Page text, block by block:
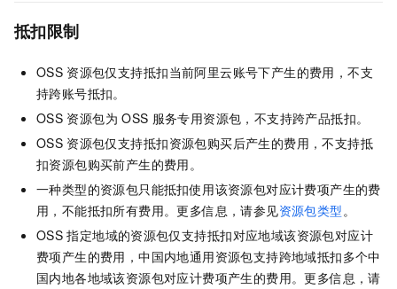
抵扣限制
OSS 资源包仅支持抵扣当前阿里云账号下产生的费用，不支
持跨账号抵扣。
OSS 资源包为 OSS 服务专用资源包，不支持跨产品抵扣。
OSS 资源包仅支持抵扣资源包购买后产生的费用，不支持抵
扣资源包购买前产生的费用。
一种类型的资源包只能抵扣使用该资源包对应计费项产生的费
用，不能抵扣所有费用。更多信息，请参见资源包类型。
OSS 指定地域的资源包仅支持抵扣对应地域该资源包对应计
费项产生的费用，中国内地通用资源包支持跨地域抵扣多个中
国内地各地域该资源包对应计费项产生的费用。更多信息，请